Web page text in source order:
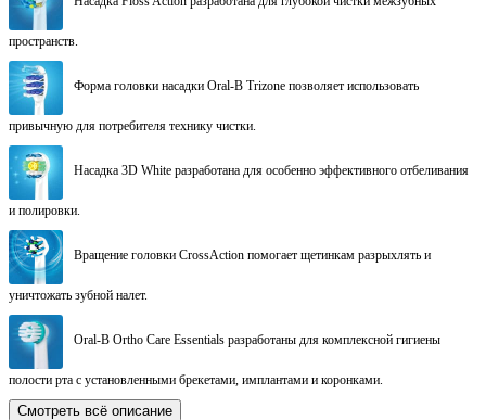
пространств.
Форма головки насадки Oral-B Trizone позволяет использовать
привычную для потребителя технику чистки.
Насадка 3D White разработана для особенно эффективного отбеливания
и полировки.
Вращение головки CrossAction помогает щетинкам разрыхлять и
уничтожать зубной налет.
Oral-B Ortho Care Essentials разработаны для комплексной гигиены
полости рта с установленными брекетами, имплантами и коронками.
Смотреть всё описание